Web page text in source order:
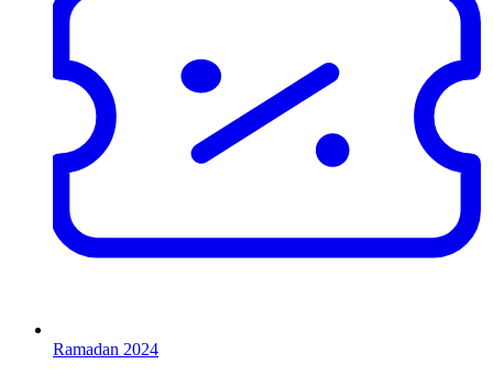
Ramadan 2024